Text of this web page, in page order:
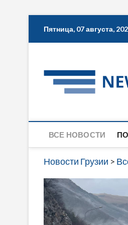
Пятница, 07 августа,
ВСЕ НОВОСТИ
Новости Грузии >